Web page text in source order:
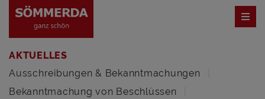
AKTUELLES
Ausschreibungen & Bekanntmachungen
Bekanntmachung von Beschlüssen